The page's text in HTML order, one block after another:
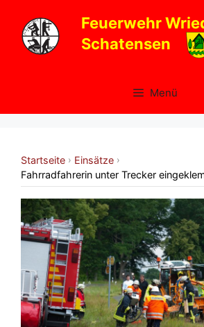
Inhalt
springen
Feuerwehr
Schatensen
Menü
Startseite › Einsätze ›
Fahrradfahrerin unter Trecker